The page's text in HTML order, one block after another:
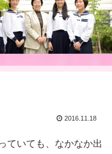
2016.11.18
ていても、なかなか出